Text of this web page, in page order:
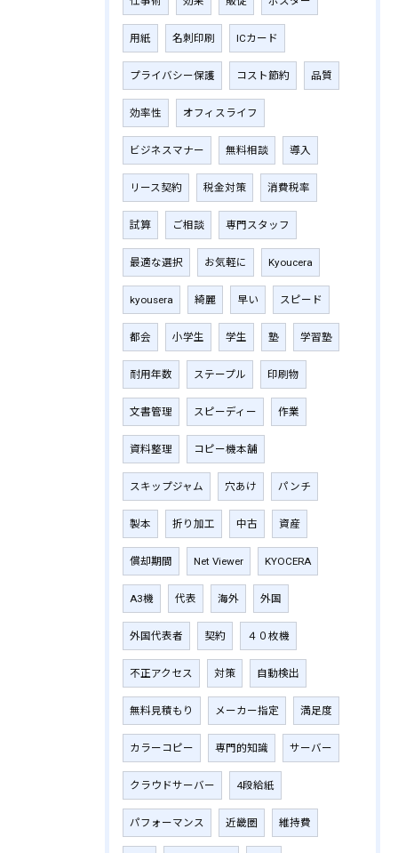
用紙 名刺印刷 ICカード
プライバシー保護 コスト節約 品質
効率性 オフィスライフ
ビジネスマナー 無料相談 導入
リース契約 税金対策 消費税率
試算 ご相談 専門スタッフ
最適な選択 お気軽に Kyoucera
kyousera 綺麗 早い スピード
都会 小学生 学生 塾 学習塾
耐用年数 ステープル 印刷物
文書管理 スピーディー 作業
資料整理 コピー機本舗
スキップジャム 穴あけ パンチ
製本 折り加工 中古 資産
償却期間 Net Viewer KYOCERA
A3機 代表 海外 外国
外国代表者 契約 ４０枚機
不正アクセス 対策 自動検出
無料見積もり メーカー指定 満足度
カラーコピー 専門的知識 サーバー
クラウドサーバー 4段給紙
パフォーマンス 近畿圏 維持費